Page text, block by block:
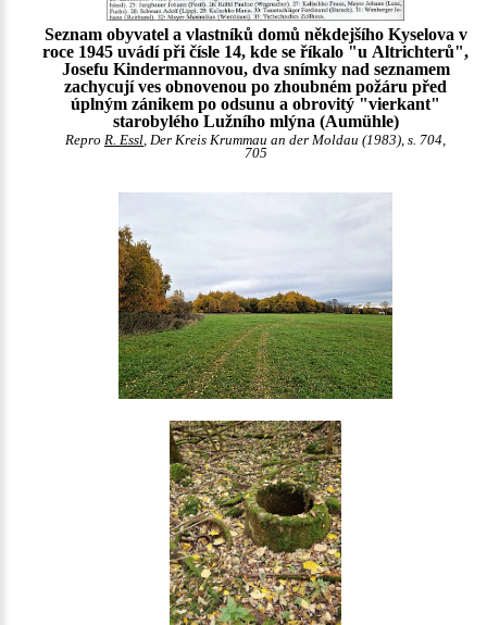
Seznam obyvatel a vlastníků domů někdejšího Kyselova v
roce 1945 uvádí při čísle 14, kde se říkalo "u Altrichterů",
Josefu Kindermannovou, dva snímky nad seznamem
zachycují ves obnovenou po zhoubném požáru před
úplným zánikem po odsunu a obrovitý "vierkant"
starobylého Lužního mlýna (Aumühle)
Repro R. Essl, Der Kreis Krummau an der Moldau (1983), s. 704,
705